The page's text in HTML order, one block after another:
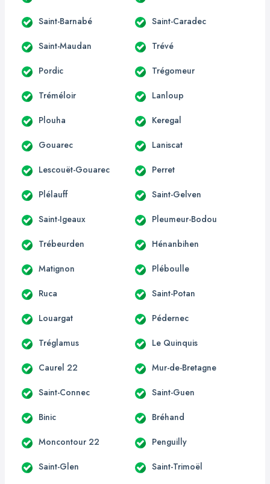
Saint-Barnabé Saint-Caradec
Saint-Maudan Trévé
Pordic Trégomeur
Tréméloir Lanloup
Plouha Keregal
Gouarec Laniscat
Lescouët-Gouarec Perret
Plélauff Saint-Gelven
Saint-Igeaux Pleumeur-Bodou
Trébeurden Hénanbihen
Matignon Pléboulle
Ruca Saint-Potan
Louargat Pédernec
Tréglamus Le Quinquis
Caurel 22 Mur-de-Bretagne
Saint-Connec Saint-Guen
Binic Bréhand
Moncontour 22 Penguilly
Saint-Glen Saint-Trimoël